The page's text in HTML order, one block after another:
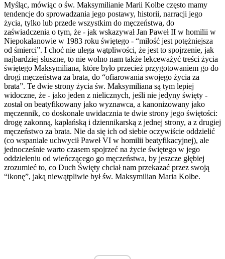
Myśląc, mówiąc o św. Maksymilianie Marii Kolbe często mamy
tendencje do sprowadzania jego postawy, historii, narracji jego
życia, tylko lub przede wszystkim do męczeństwa, do
zaświadczenia o tym, że - jak wskazywał Jan Paweł II w homilii w
Niepokalanowie w 1983 roku świętego - “miłość jest potężniejsza
od śmierci”. I choć nie ulega wątpliwości, że jest to spojrzenie, jak
najbardziej słuszne, to nie wolno nam także lekceważyć treści życia
świętego Maksymiliana, które było przecież przygotowaniem go do
drogi męczeństwa za brata, do “ofiarowania swojego życia za
brata”. Te dwie strony życia św. Maksymiliana są tym lepiej
widoczne, że - jako jeden z nielicznych, jeśli nie jedyny święty -
został on beatyfikowany jako wyznawca, a kanonizowany jako
męczennik, co doskonale uwidacznia te dwie strony jego świętości:
drogę zakonną, kapłańską i dziennikarską z jednej strony, a z drugiej
męczeństwo za brata. Nie da się ich od siebie oczywiście oddzielić
(co wspaniale uchwycił Paweł VI w homilii beatyfikacyjnej), ale
jednocześnie warto czasem spojrzeć na życie świętego w jego
oddzieleniu od wieńczącego go męczeństwa, by jeszcze głębiej
zrozumieć to, co Duch Święty chciał nam przekazać przez swoją
“ikonę”, jaką niewątpliwie był św. Maksymilian Maria Kolbe.